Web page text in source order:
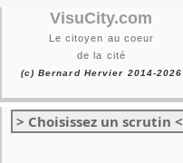
VisuCity.com
Le citoyen au coeur
de la cité
(c) Bernard Hervier 2014-2026
> Choisissez un scrutin <